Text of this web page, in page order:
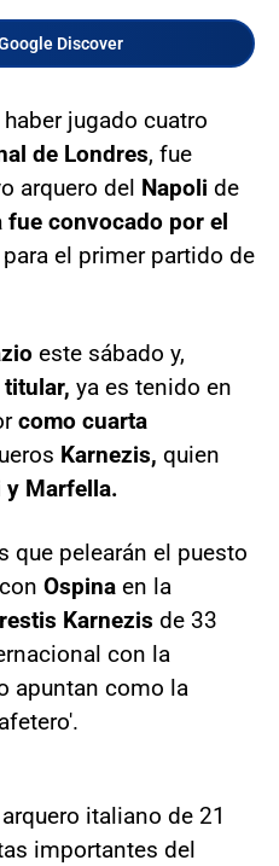
Discover
jugado cuatro
de Londres, fue
arquero del Napoli de
fue convocado por el
para el primer partido de
este sábado y,
titular, ya es tenido en
como cuarta
Karnezis, quien
y Marfella.
que pelearán el puesto
Ospina en la
Karnezis de 33
con la
apuntan como la
arquero italiano de 21
importantes del